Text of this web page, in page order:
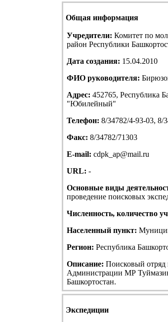
Общая информация
Учредители: Комитет по
район Республики
Дата создания: 15.04.2010
ФИО руководителя:
Адрес: 452765, Республика
"Юбилейный"
Телефон: 8/34782/4-93-03, 8/
Факс: 8/34782/71303
E-mail: cdpk_ap@mail.ru
URL: -
Основные виды
проведение поисковых
Численность, количество
Населенный пункт:
Регион: Республика
Описание: Поисковый отряд
Администрации МР
Башкортостан.
Экспедиции